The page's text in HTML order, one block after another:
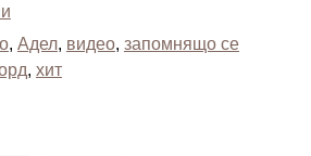
, Адел, видео, запомнящо се
, хит